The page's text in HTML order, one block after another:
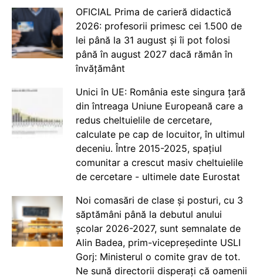
OFICIAL Prima de carieră didactică
2026: profesorii primesc cei 1.500 de
lei până la 31 august și îi pot folosi
până în august 2027 dacă rămân în
învățământ
Unici în UE: România este singura țară
din întreaga Uniune Europeană care a
redus cheltuielile de cercetare,
calculate pe cap de locuitor, în ultimul
deceniu. Între 2015-2025, spațiul
comunitar a crescut masiv cheltuielile
de cercetare - ultimele date Eurostat
Noi comasări de clase și posturi, cu 3
săptămâni până la debutul anului
școlar 2026-2027, sunt semnalate de
Alin Badea, prim-vicepreședinte USLI
Gorj: Ministerul o comite grav de tot.
Ne sună directorii disperați că oamenii